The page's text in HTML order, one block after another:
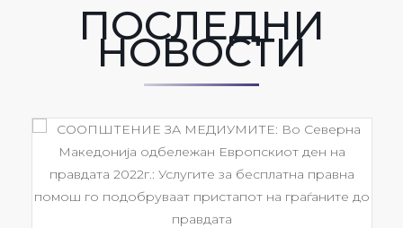
ПОСЛЕДНИ
НОВОСТИ